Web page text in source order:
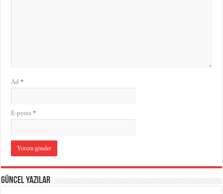
Ad*
E-posta*
Güncel Yazılar